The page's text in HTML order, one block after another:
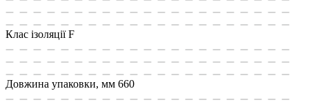
Клас ізоляції F
Довжина упаковки, мм 660